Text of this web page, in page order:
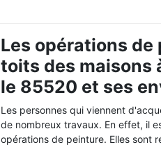
Les opérations de
toits des maisons
le 85520 et ses
Les personnes qui viennent
de nombreux travaux. En effet, il
opérations de peinture. Elles sont